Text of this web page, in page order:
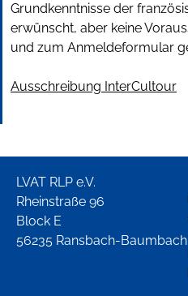
Grundkenntnisse der
erwünscht, aber keine
und zum Anmeldeformular
Ausschreibung InterCultour
LVAT RLP e.V.
Rheinstraße 96
Block E
56235 Ransbach-Baumbach